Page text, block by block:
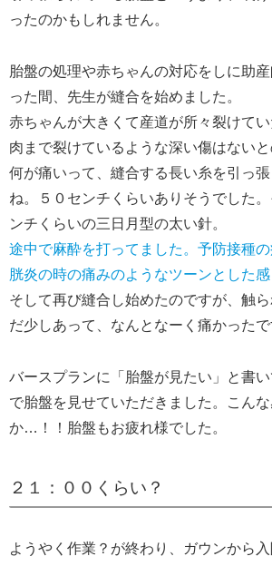
ったのかもしれません。
胎盤の処理や赤ちゃんの対応をしに助
った間、先生が縫合を始めました。
赤ちゃんが大きくて産道が所々裂けて
肉まで裂けているような深い傷はないと
何が痛いって、縫合する長い糸を引っ
ね。５０センチくらいありそうでした
ンチくらいの三日月型の太い針。
途中で麻酔を打ってました。予防接種
胱炎の時の痛みのようなツーンとした感
そして再び縫合し始めたのですが、触
だ少しあって、なんとなーく痛かったで
バースプランに「胎盤が見たい」と書
で胎盤を見せていただきました。こん
か…！！胎盤もお疲れ様でした。
２１：００くらい？
ようやく作業？が終わり、ガウンから